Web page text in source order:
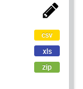
csv
xls
zip